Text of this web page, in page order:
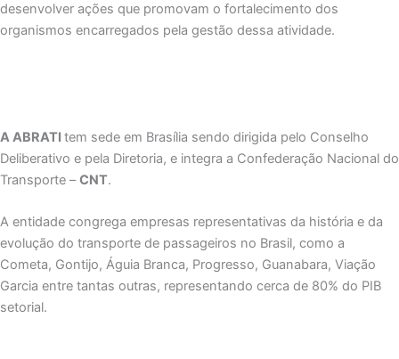
desenvolver ações que promovam o fortalecimento dos
organismos encarregados pela gestão dessa atividade.
A ABRATI tem sede em Brasília sendo dirigida pelo Conselho
Deliberativo e pela Diretoria, e integra a Confederação Nacional do
Transporte –CNT.
A entidade congrega empresas representativas da história e da
evolução do transporte de passageiros no Brasil, como a
Cometa, Gontijo, Águia Branca, Progresso, Guanabara, Viação
Garcia entre tantas outras, representando cerca de 80% do PIB
setorial.